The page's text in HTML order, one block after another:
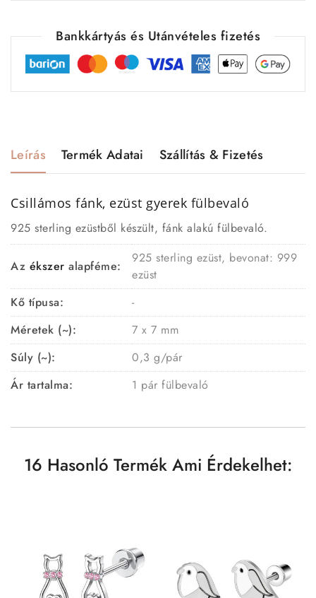
Bankkártyás és Utánvételes fizetés
Leírás Termék Adatai Szállítás & Fizetés
Csillámos fánk, ezüst gyerek fülbevaló
925 sterling ezüstből készült, fánk alakú fülbevaló.
Az ékszer alapféme:
925 sterling ezüst, bevonat: 999
ezüst
Kő típusa:
-
Méretek (~):
7 x 7 mm
Súly (~):
0,3 g/pár
Ár tartalma:
1 pár fülbevaló
16 Hasonló Termék Ami Érdekelhet: